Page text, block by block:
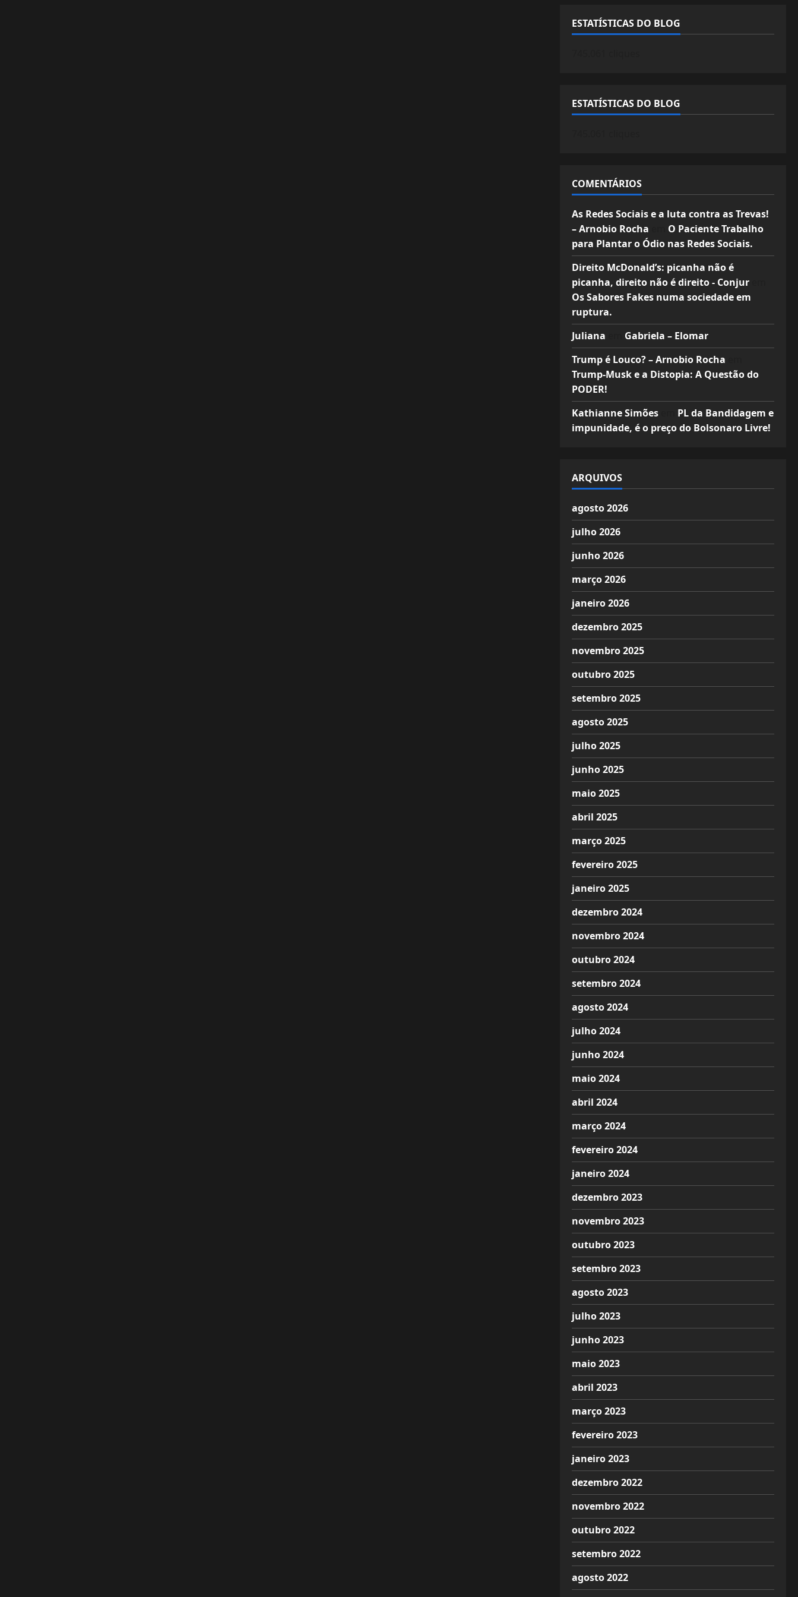
ESTATÍSTICAS DO BLOG
ESTATÍSTICAS DO BLOG
COMENTÁRIOS
As Redes Sociais e a luta contra as Trevas!
– Arnobio Rocha
O Paciente Trabalho
para Plantar o Ódio nas Redes Sociais.
Direito McDonald’s: picanha não é
picanha, direito não é direito - Conjurem
Os Sabores Fakes numa sociedade em
ruptura.
Juliana
Gabriela – Elomar
Trump é Louco? – Arnobio Rocha
Trump-Musk e a Distopia: A Questão do
PODER!
Kathianne Simõesem PL da Bandidagem e
impunidade, é o preço do Bolsonaro Livre!
ARQUIVOS
agosto 2026
julho 2026
junho 2026
março 2026
janeiro 2026
dezembro 2025
novembro 2025
outubro 2025
setembro 2025
agosto 2025
julho 2025
junho 2025
maio 2025
abril 2025
março 2025
fevereiro 2025
janeiro 2025
dezembro 2024
novembro 2024
outubro 2024
setembro 2024
agosto 2024
julho 2024
junho 2024
maio 2024
abril 2024
março 2024
fevereiro 2024
janeiro 2024
dezembro 2023
novembro 2023
outubro 2023
setembro 2023
agosto 2023
julho 2023
junho 2023
maio 2023
abril 2023
março 2023
fevereiro 2023
janeiro 2023
dezembro 2022
novembro 2022
outubro 2022
setembro 2022
agosto 2022